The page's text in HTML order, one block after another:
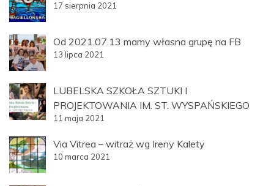
17 sierpnia 2021
Od 2021.07.13 mamy własna grupę na FB
13 lipca 2021
LUBELSKA SZKOŁA SZTUKI I
PROJEKTOWANIA IM. ST. WYSPAŃSKIEGO
11 maja 2021
Via Vitrea – witraż wg Ireny Kalety
10 marca 2021